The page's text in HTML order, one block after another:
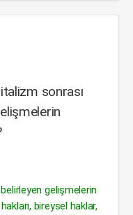
sonrası
gelişmelerin
bireysel haklar,